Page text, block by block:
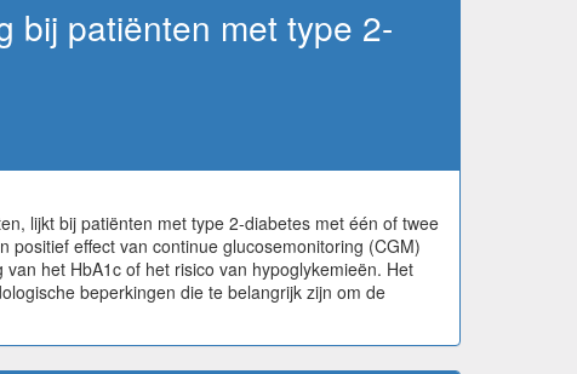
bij patiënten met type 2-
lijkt bij patiënten met type 2-diabetes met één of twee
effect van continue glucosemonitoring (CGM)
het HbA1c of het risico van hypoglykemieën. Het
beperkingen die te belangrijk zijn om de